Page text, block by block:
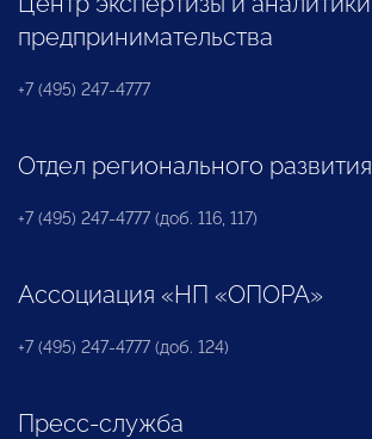
предпринимательства
+7 (495) 247-4777
Отдел регионального развития
+7 (495) 247-4777 (доб. 116, 117)
Ассоциация «НП «ОПОРА»
+7 (495) 247-4777 (доб. 124)
Пресс-служба